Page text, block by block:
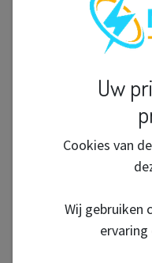
Uw
Cookies van
Wij gebruiken